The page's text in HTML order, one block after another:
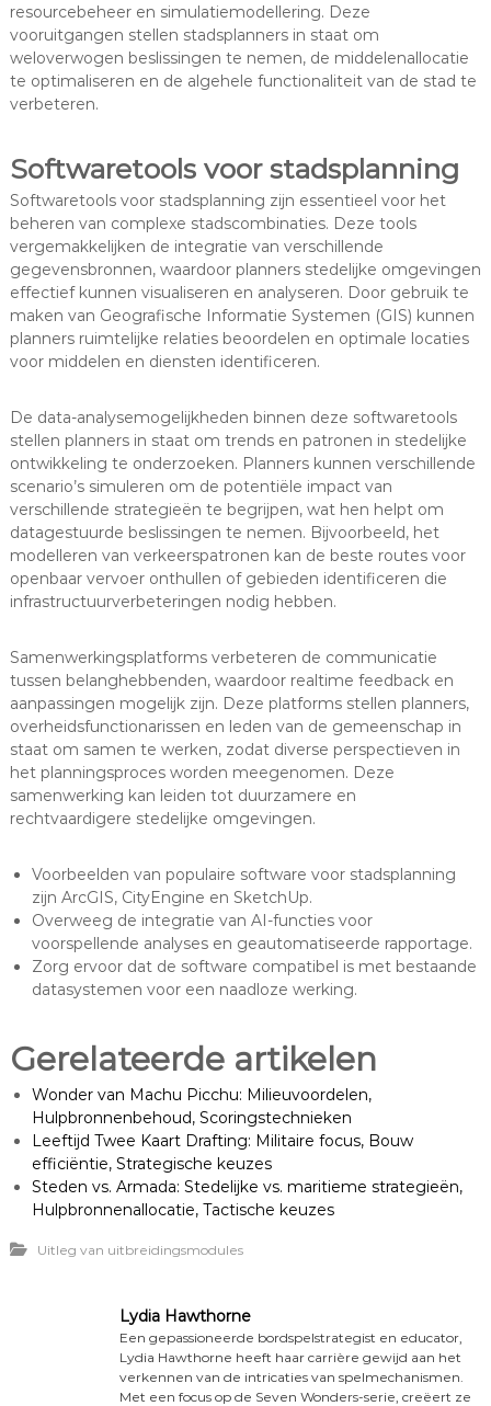
resourcebeheer en simulatiemodellering. Deze
vooruitgangen stellen stadsplanners in staat om
weloverwogen beslissingen te nemen, de middelenallocatie
te optimaliseren en de algehele functionaliteit van de stad te
verbeteren.
Softwaretools voor stadsplanning
Softwaretools voor stadsplanning zijn essentieel voor het
beheren van complexe stadscombinaties. Deze tools
vergemakkelijken de integratie van verschillende
gegevensbronnen, waardoor planners stedelijke omgevingen
effectief kunnen visualiseren en analyseren. Door gebruik te
maken van Geografische Informatie Systemen (GIS) kunnen
planners ruimtelijke relaties beoordelen en optimale locaties
voor middelen en diensten identificeren.
De data-analysemogelijkheden binnen deze softwaretools
stellen planners in staat om trends en patronen in stedelijke
ontwikkeling te onderzoeken. Planners kunnen verschillende
scenario’s simuleren om de potentiële impact van
verschillende strategieën te begrijpen, wat hen helpt om
datagestuurde beslissingen te nemen. Bijvoorbeeld, het
modelleren van verkeerspatronen kan de beste routes voor
openbaar vervoer onthullen of gebieden identificeren die
infrastructuurverbeteringen nodig hebben.
Samenwerkingsplatforms verbeteren de communicatie
tussen belanghebbenden, waardoor realtime feedback en
aanpassingen mogelijk zijn. Deze platforms stellen planners,
overheidsfunctionarissen en leden van de gemeenschap in
staat om samen te werken, zodat diverse perspectieven in
het planningsproces worden meegenomen. Deze
samenwerking kan leiden tot duurzamere en
rechtvaardigere stedelijke omgevingen.
Voorbeelden van populaire software voor stadsplanning
zijn ArcGIS, CityEngine en SketchUp.
Overweeg de integratie van AI-functies voor
voorspellende analyses en geautomatiseerde rapportage.
Zorg ervoor dat de software compatibel is met bestaande
datasystemen voor een naadloze werking.
Gerelateerde artikelen
Wonder van Machu Picchu: Milieuvoordelen,
Hulpbronnenbehoud, Scoringstechnieken
Leeftijd Twee Kaart Drafting: Militaire focus, Bouw
efficiëntie, Strategische keuzes
Steden vs. Armada: Stedelijke vs. maritieme strategieën,
Hulpbronnenallocatie, Tactische keuzes
Uitleg van uitbreidingsmodules
Lydia Hawthorne
Een gepassioneerde bordspelstrategist en educator,
Lydia Hawthorne heeft haar carrière gewijd aan het
verkennen van de intricaties van spelmechanismen.
Met een focus op de Seven Wonders-serie, creëert ze